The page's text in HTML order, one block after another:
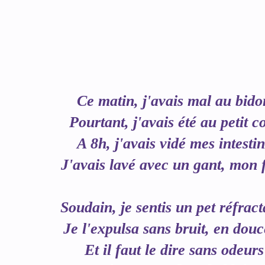
Ce matin, j'avais mal au
Pourtant, j'avais été au petit
A 8h, j'avais vidé mes
J'avais lavé avec un gant, mon
Soudain, je sentis un pet
Je l'expulsa sans bruit, en
Et il faut le dire sans odeurs